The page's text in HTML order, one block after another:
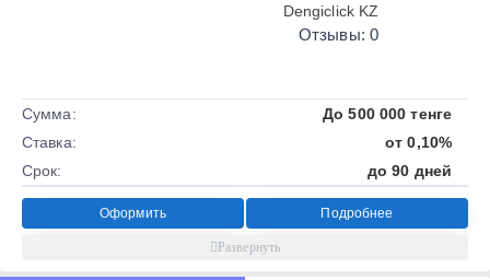
Dengiclick KZ
Отзывы: 0
Сумма:
До 500 000 тенге
Ставка:
от 0,10%
Срок:
до 90 дней
Оформить Подробнее